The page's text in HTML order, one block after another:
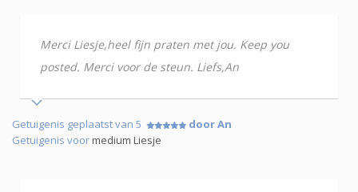
Merci Liesje,heel fijn praten met jou. Keep you
posted. Merci voor de steun. Liefs,An
Getuigenis geplaatst van 5
door An
Getuigenis voormedium Liesje